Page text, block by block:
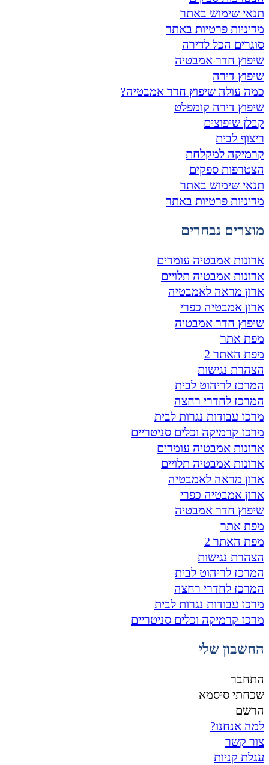
תנאי שימוש באתר
מדיניות פרטיות באתר
סוגרים הכל לדירה
שיפוץ חדר אמבטיה
שיפוץ דירה
כמה עולה שיפוץ חדר אמבטיה?
שיפוץ דירה קומפלט
קבלן שיפוצים
ריצוף לבית
קרמיקה למקלחת
הצטרפות ספקים
תנאי שימוש באתר
מדיניות פרטיות באתר
מוצרים נבחרים
ארונות אמבטיה עומדים
ארונות אמבטיה תלויים
ארון מראה לאמבטיה
ארון אמבטיה כפרי
שיפוץ חדר אמבטיה
מפת אתר
מפת האתר 2
הצהרת נגישות
המרכז לריהוט לבית
המרכז לחדרי רחצה
מרכז עבודות נגרות לבית
מרכז קרמיקה וכלים סניטריים
ארונות אמבטיה עומדים
ארונות אמבטיה תלויים
ארון מראה לאמבטיה
ארון אמבטיה כפרי
שיפוץ חדר אמבטיה
מפת אתר
מפת האתר 2
הצהרת נגישות
המרכז לריהוט לבית
המרכז לחדרי רחצה
מרכז עבודות נגרות לבית
מרכז קרמיקה וכלים סניטריים
החשבון שלי
התחבר
שכחתי סיסמא
הרשם
למה אנחנו?
צור קשר
עגלת קניות